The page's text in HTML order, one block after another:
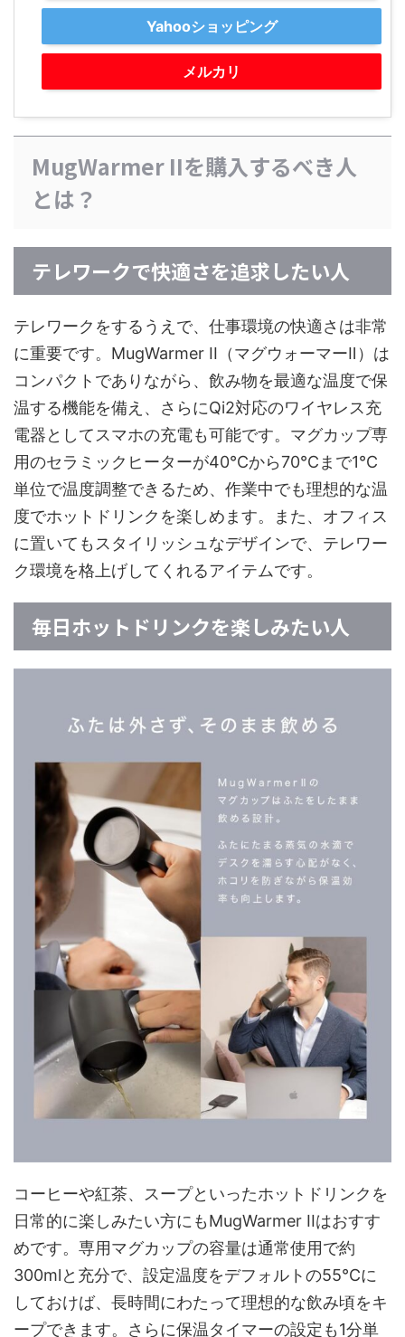
Yahooショッピング
メルカリ
MugWarmer IIを購入するべき人
とは？
テレワークで快適さを追求したい人
テレワークをするうえで、仕事環境の快適さは非常
に重要です。MugWarmer II（マグウォーマーⅡ）は
コンパクトでありながら、飲み物を最適な温度で保
温する機能を備え、さらにQi2対応のワイヤレス充
電器としてスマホの充電も可能です。マグカップ専
用のセラミックヒーターが40℃から70℃まで1℃
単位で温度調整できるため、作業中でも理想的な温
度でホットドリンクを楽しめます。また、オフィス
に置いてもスタイリッシュなデザインで、テレワー
ク環境を格上げしてくれるアイテムです。
毎日ホットドリンクを楽しみたい人
コーヒーや紅茶、スープといったホットドリンクを
日常的に楽しみたい方にもMugWarmer IIはおすす
めです。専用マグカップの容量は通常使用で約
300mlと充分で、設定温度をデフォルトの55℃に
しておけば、長時間にわたって理想的な飲み頃をキ
ープできます。さらに保温タイマーの設定も1分単